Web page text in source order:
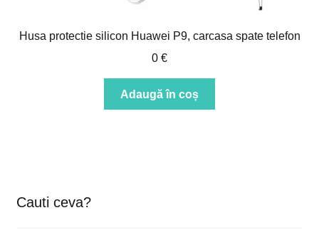
Husa protectie silicon Huawei P9, carcasa spate telefon
0 €
Adaugă în coș
Cauti ceva?